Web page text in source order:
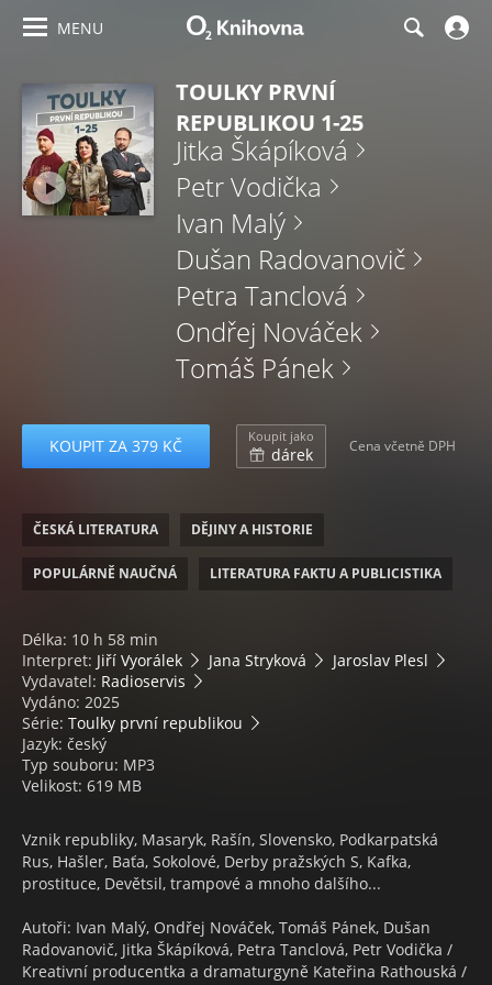
MENU
TOULKY PRVNÍ
REPUBLIKOU 1-25
Jitka Škápíková
Petr Vodička
Ivan Malý
Dušan Radovanovič
Petra Tanclová
Ondřej Nováček
Tomáš Pánek
KOUPIT ZA 379 KČ Koupit jako
dárek Cena včetně DPH
ČESKÁ LITERATURA DĚJINY A HISTORIE
POPULÁRNĚ NAUČNÁ LITERATURA FAKTU A PUBLICISTIKA
Délka: 10 h 58 min
Interpret: Jiří Vyorálek Jana Stryková
Jaroslav Plesl
Vydavatel: Radioservis
Vydáno: 2025
Série: Toulky první republikou
Jazyk: český
Typ souboru: MP3
Velikost: 619 MB
Vznik republiky, Masaryk, Rašín, Slovensko, Podkarpatská
Rus, Hašler, Baťa, Sokolové, Derby pražských S, Kafka,
prostituce, Devětsil, trampové a mnoho dalšího...
Autoři: Ivan Malý, Ondřej Nováček, Tomáš Pánek, Dušan
Radovanovič, Jitka Škápíková, Petra Tanclová, Petr Vodička /
Kreativní producentka a dramaturgyně Kateřina Rathouská /